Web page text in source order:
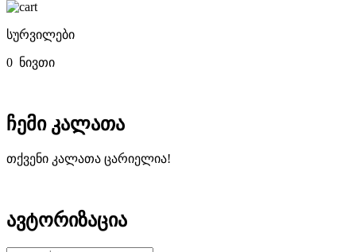
სურვილები
0 ნივთი
ჩემი კალათა
თქვენი კალათა ცარიელია!
ავტორიზაცია